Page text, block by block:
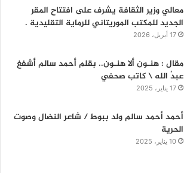
معالي وزير الثقافة يشرف على افتتاح المقر
الجديد للمكتب الموريتاني للرماية التقليدية .
17 أبريل، 2026
مقال : هنـون ألا هنـون.. بقلم أحمد سالم أشفغ
عبدُ الله \ كاتب صحفي
17 يناير، 2025
أحمد أحمد سالم ولد ببوط / شاعر النضال وصوت
الحرية
10 يناير، 2025